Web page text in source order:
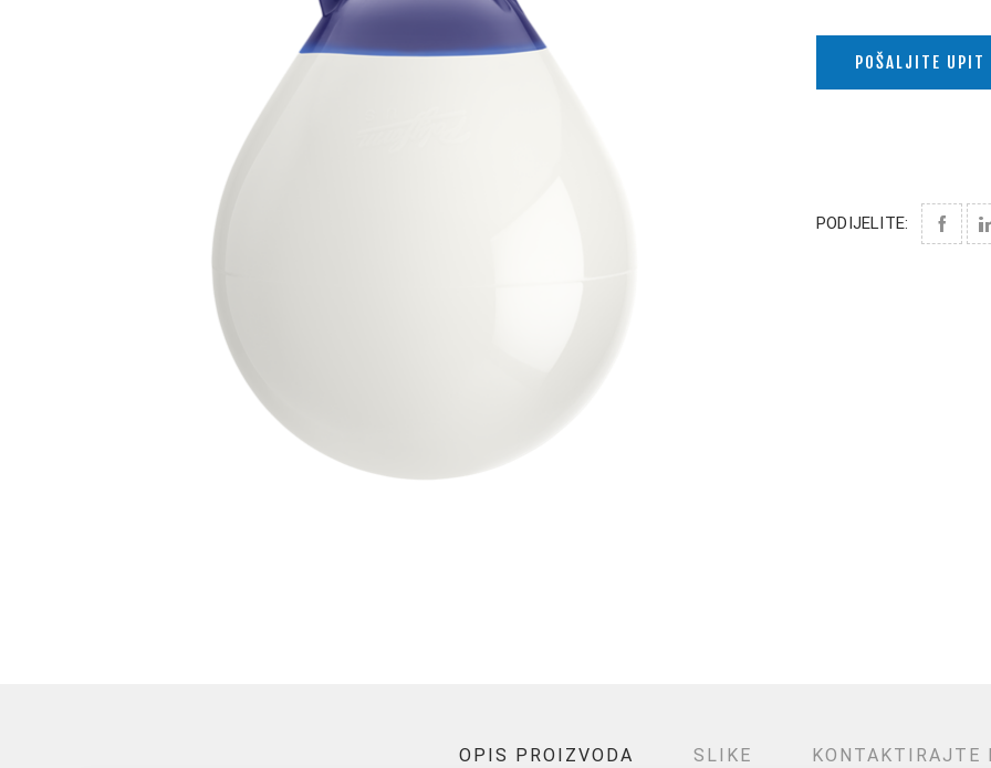
POŠALJITE UPIT
PODIJELITE:
OPIS PROIZVODA SLIKE KONTAKTIRAJTE